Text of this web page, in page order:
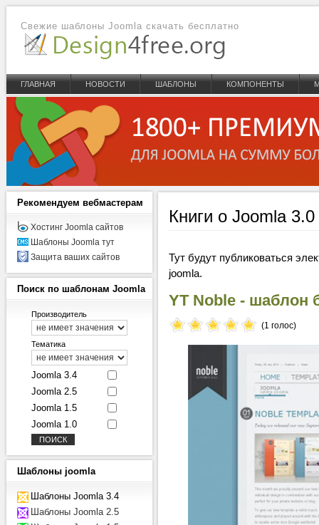
Свежие шаблоны Joomla скачать бесплатно
ГЛАВНАЯ НОВОСТИ ШАБЛОНЫ КОМПОНЕНТЫ
Книги о Joomla
Тут будут публиковаться
joomla.
YT Noble - шаблон
(1 голос)
Рекомендуем вебмастерам
Хостинг Joomla сайтов
Шаблоны Joomla тут
Защита ваших сайтов
Поиск по шаблонам Joomla
Производитель
Тематика
Joomla 3.4
Joomla 2.5
Joomla 1.5
Joomla 1.0
Шаблоны joomla
Шаблоны Joomla 3.4
Шаблоны Joomla 2.5